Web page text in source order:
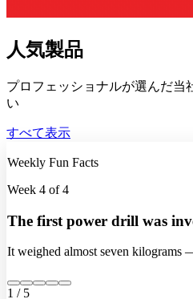
人気製品
プロフェッショナルが選んだ当
い
すべて表示
Weekly Fun Facts
Week 4 of 4
The first power drill was
It weighed almost seven kilograms
1 / 5